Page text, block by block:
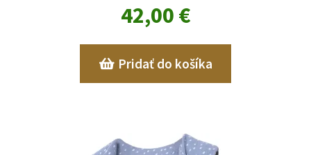
42,00 €
Pridať do košíka